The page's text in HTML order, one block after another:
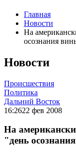
Главная
Новости
На
осознания
Новости
Происшествия
Политика
Дальний Восток
16:2622 фев 2008
На
"день